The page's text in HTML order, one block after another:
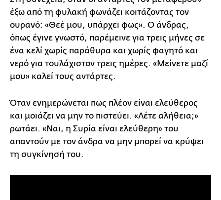
έξω από τη φυλακή φωνάζει κοιτάζοντας τον
ουρανό: «Θεέ μου, υπάρχει φως». Ο άνδρας,
όπως έγινε γνωστό, παρέμεινε για τρεις μήνες σε
ένα κελί χωρίς παράθυρα και χωρίς φαγητό και
νερό για τουλάχιστον τρεις ημέρες. «Μείνετε μαζί
μου» καλεί τους αντάρτες.
Όταν ενημερώνεται πως πλέον είναι ελεύθερος
και μοιάζει να μην το πιστεύει. «Λέτε αλήθεια;»
ρωτάει. «Ναι, η Συρία είναι ελεύθερη» του
απαντούν με τον άνδρα να μην μπορεί να κρύψει
τη συγκίνησή του.